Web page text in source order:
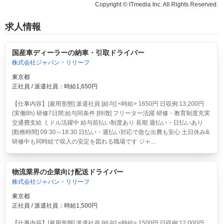
Copyright © ITmedia Inc. All Rights Reserved.
求人情報
国産車ディーラーの納車・引取ドライバー
株式会社ジャパン・リリーフ
東京都
正社員 / 派遣社員：時給1,650円
【仕事内容】[雇用形態] 派遣社員 [給与] <時給> 1650円 日収例:13,200円
(実働8h) 研修7日間:給与同条件 [特徴] フリーター活躍 研修・教育制度充実
交通費支給 ミドル活躍中 給与前払い制度あり 長期 週払い・日払いあり
[勤務時間] 09:30～18:30 日払い・週払い対応で急な出費も安心 土日休み&
研修中も同時給で収入の安定を図れる職場です ジャ...
物流業界の企業向け配送ドライバー
株式会社ジャパン・リリーフ
東京都
正社員 / 派遣社員：時給1,500円